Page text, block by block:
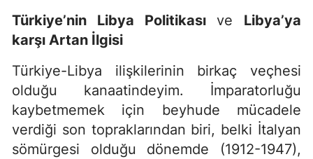
Türkiye’nin Libya Politikasıve Libya’ya
karşı Artan İlgisi
Türkiye-Libya ilişkilerinin birkaç veçhesi
olduğu kanaatindeyim. İmparatorluğu
kaybetmemek için beyhude mücadele
verdiği son topraklarından biri, belki İtalyan
sömürgesi olduğu dönemde (1912-1947),